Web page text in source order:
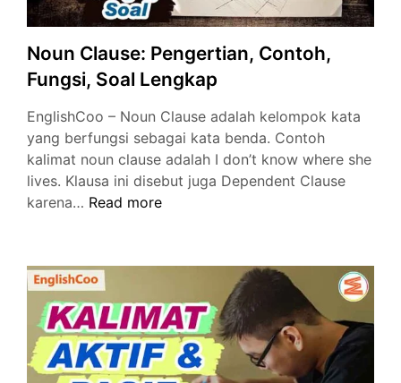
Noun Clause: Pengertian, Contoh,
Fungsi, Soal Lengkap
EnglishCoo – Noun Clause adalah kelompok kata
yang berfungsi sebagai kata benda. Contoh
kalimat noun clause adalah I don’t know where she
lives. Klausa ini disebut juga Dependent Clause
karena… Noun
Contoh,
Fungsi,
Soal
Lengkap
Read more